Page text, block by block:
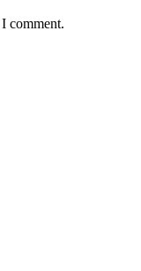
comment.